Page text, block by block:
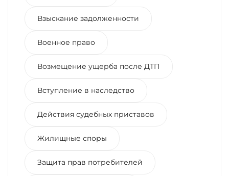
Взыскание задолженности
Военное право
Возмещение ущерба после ДТП
Вступление в наследство
Действия судебных приставов
Жилищные споры
Защита прав потребителей